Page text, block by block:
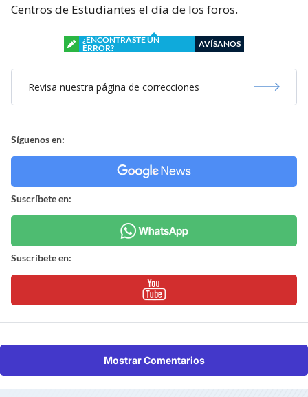
Centros de Estudiantes el día de los foros.
¿ENCONTRASTE UN
ERROR?
AVÍSANOS
Revisa nuestra página de correcciones
Síguenos en:
Suscríbete en:
Suscríbete en:
Mostrar Comentarios